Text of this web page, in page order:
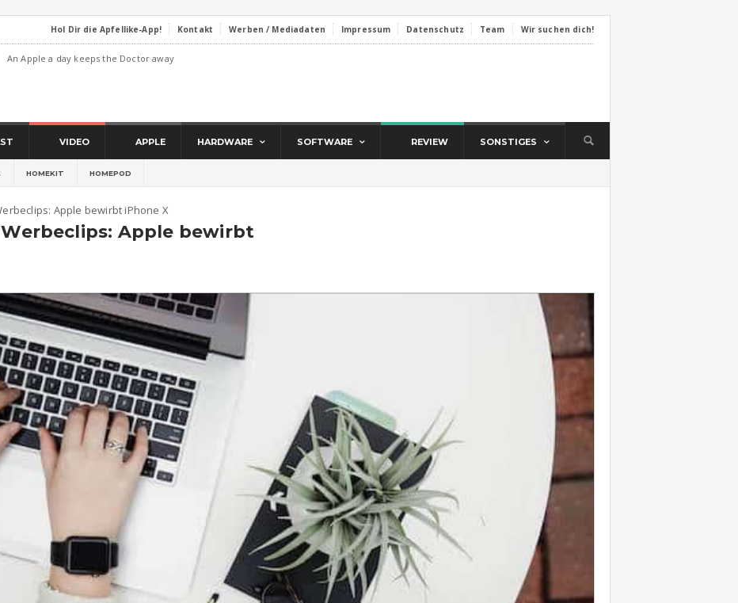
Hol Dir die Apfellike-App! Kontakt Werben / Mediadaten Impressum Datenschutz Team Wir suchen dich!
An Apple a day keeps the Doctor away
VIDEO APPLE HARDWARE SOFTWARE REVIEW SONSTIGES
HOMEKIT HOMEPOD
Apple bewirbt iPhone X
Apple bewirbt